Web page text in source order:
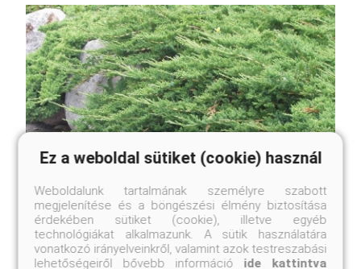
Walesi herceg henyeboróka
Ez a weboldal sütiket (cookie) használ
Weboldalunk tartalmának személyre szabott
megjelenítése és a böngészési élmény biztosítása
érdekében sütiket (cookie), illetve egyéb
technológiákat alkalmazunk. A sütik használatára
vonatkozó irányelveinkről, valamint azok testreszabási
lehetőségeiről bővebb információ ide kattintva